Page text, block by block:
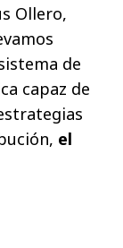
Ollero,
de
capaz de
el